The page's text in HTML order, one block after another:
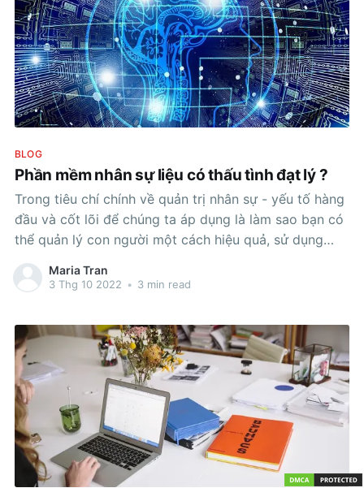
BLOG
Phần mềm nhân sự liệu có thấu tình đạt lý ?
Trong tiêu chí chính về quản trị nhân sự - yếu tố hàng
đầu và cốt lõi để chúng ta áp dụng là làm sao bạn có
thể quản lý con người một cách hiệu quả, sử dụng
đúng giá trị lao động họ đang có và tương xứng giá
doanh
Maria Tran
3 Thg 10 2022 • 3 min read